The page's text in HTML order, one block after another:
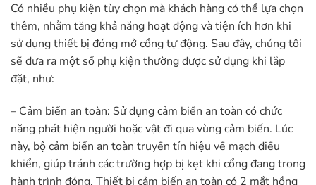
Có nhiều phụ kiện tùy chọn mà khách hàng có thể lựa chọn
thêm, nhằm tăng khả năng hoạt động và tiện ích hơn khi
sử dụng thiết bị đóng mở cổng tự động. Sau đây, chúng tôi
sẽ đưa ra một số phụ kiện thường được sử dụng khi lắp
đặt, như:
– Cảm biến an toàn: Sử dụng cảm biến an toàn có chức
năng phát hiện người hoặc vật đi qua vùng cảm biến. Lúc
này, bộ cảm biến an toàn truyền tín hiệu về mạch điều
khiển, giúp tránh các trường hợp bị kẹt khi cổng đang trong
hành trình đóng. Thiết bị cảm biến an toàn có 2 mắt hồng